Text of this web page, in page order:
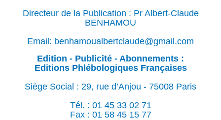
Directeur de la Publication : Pr Albert-Claude
BENHAMOU
Email: benhamoualbertclaude@gmail.com
Edition - Publicité - Abonnements :
Editions Phlébologiques Françaises
Siège Social : 29, rue d’Anjou - 75008 Paris
Tél. : 01 45 33 02 71
Fax : 01 58 45 15 77